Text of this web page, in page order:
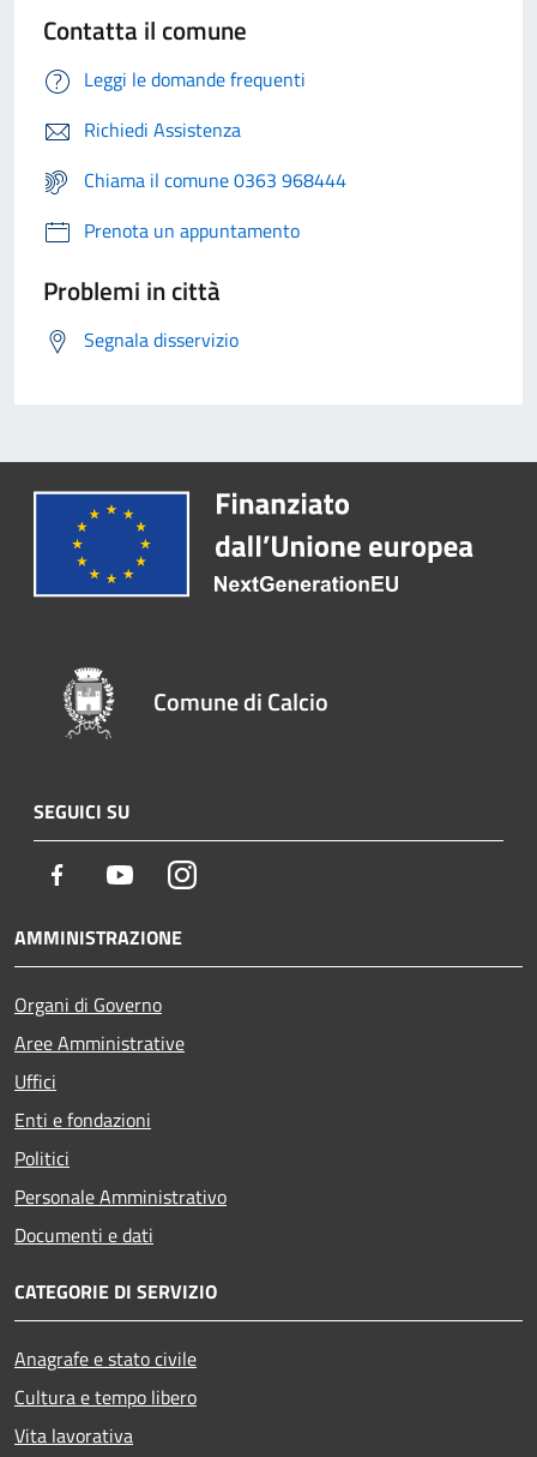
Contatta il comune
Leggi le domande frequenti
Richiedi Assistenza
Chiama il comune 0363 968444
Prenota un appuntamento
Problemi in città
Segnala disservizio
Comune di Calcio
SEGUICI SU
Facebook YoutubeInstagram
AMMINISTRAZIONE
Organi di Governo
Aree Amministrative
Uffici
Enti e fondazioni
Politici
Personale Amministrativo
Documenti e dati
CATEGORIE DI SERVIZIO
Anagrafe e stato civile
Cultura e tempo libero
Vita lavorativa